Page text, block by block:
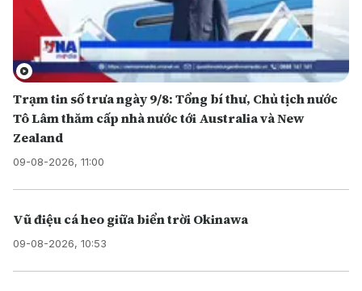
Trạm tin số trưa ngày 9/8: Tổng bí thư, Chủ tịch nước
Tô Lâm thăm cấp nhà nước tới Australia và New
Zealand
09-08-2026, 11:00
Vũ điệu cá heo giữa biển trời Okinawa
09-08-2026, 10:53